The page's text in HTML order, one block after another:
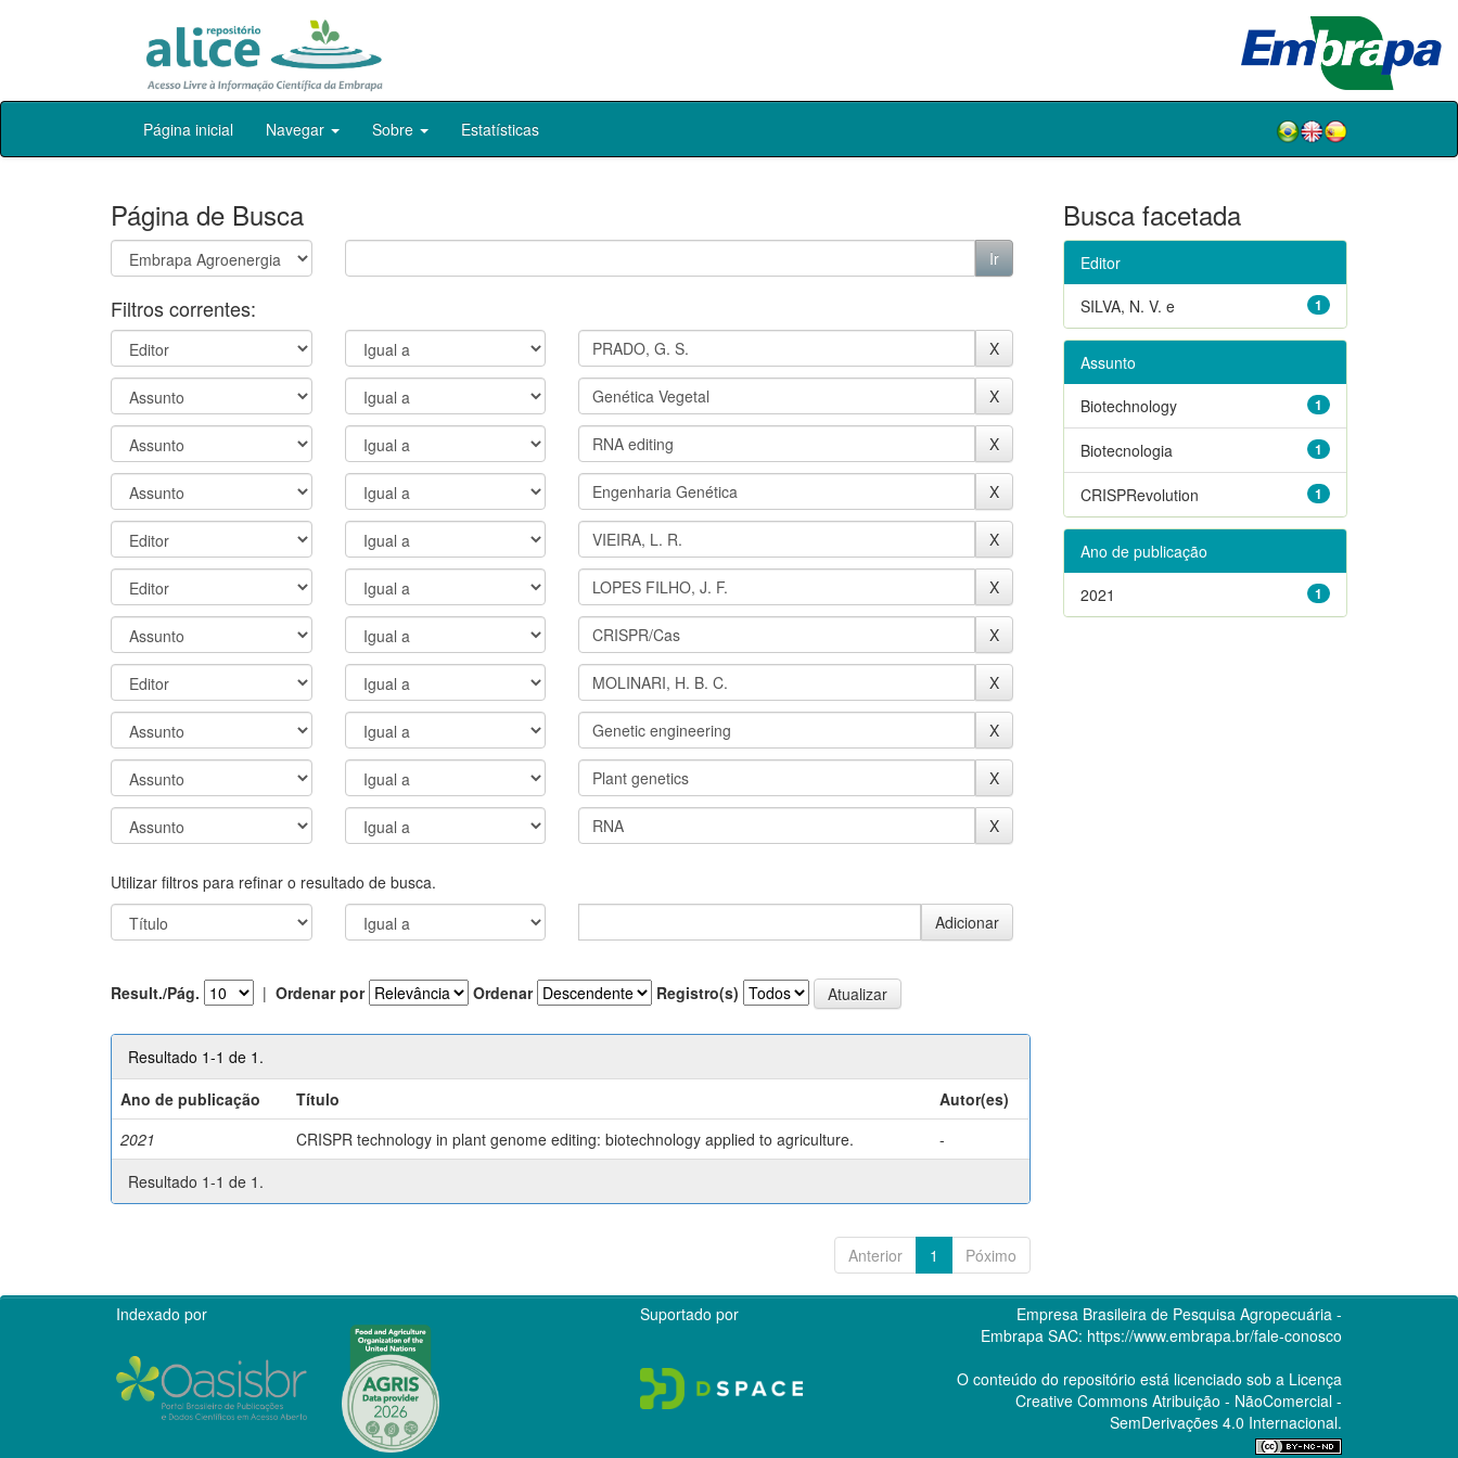
Skip
Página inicial Navegar Sobre Estatísticas
Página de Busca
Filtros correntes:
Utilizar filtros para refinar o resultado de busca.
Result./Pág. | Ordenar por Ordenar Registro(s)
Resultado 1-1 de 1.
Ano de publicação
Título
Autor(es)
2021
CRISPR technology in plant genome editing: biotechnology applied to agriculture.
-
Resultado 1-1 de 1.
Anterior 1 Póximo
Busca facetada
Editor
1
SILVA, N. V. e
Assunto
1
Biotechnology
1
Biotecnologia
1
CRISPRevolution
Ano de publicação
1
2021
Indexado por Suportado por
Empresa Brasileira de Pesquisa Agropecuária -
Embrapa SAC: https://www.embrapa.br/fale-conosco
O conteúdo do repositório está licenciado sob a Licença
Creative CommonsAtribuição - NãoComercial -
SemDerivações 4.0 Internacional.